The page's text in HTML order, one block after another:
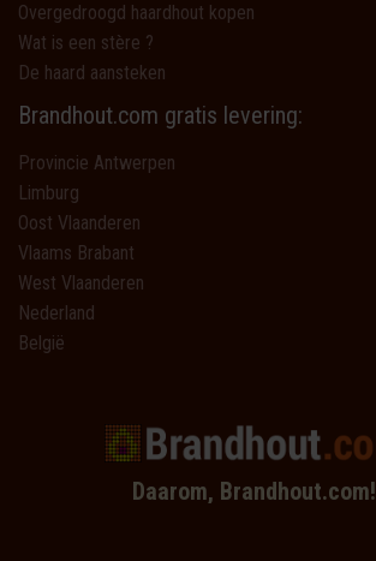
Overgedroogd haardhout kopen
Wat is een stère ?
De haard aansteken
Brandhout.com gratis levering:
Provincie Antwerpen
Limburg
Oost Vlaanderen
Vlaams Brabant
West Vlaanderen
Nederland
België
Daarom, Brandhout.com!